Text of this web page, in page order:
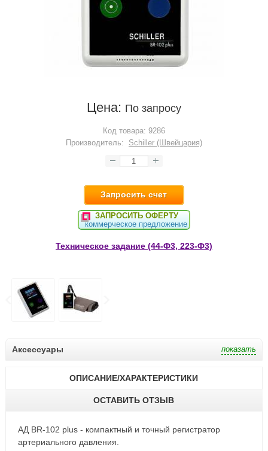
Цена: По запросу
Код товара: 9286
Производитель:
Schiller (Швейцария)
Запросить счет
ЗАПРОСИТЬ ОФЕРТУ
коммерческое предложение
Техническое задание (44-Ф3, 223-Ф3)
Аксессуары
ОПИСАНИЕ/ХАРАКТЕРИСТИКИ
ОСТАВИТЬ ОТЗЫВ
АД BR-102 plus - компактный и точный регистратор
артериального давления.